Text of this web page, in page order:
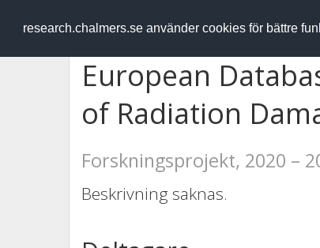
research.chalmers.se använder cookies för bättre
RESEARCH.chalmers.se
European
of Radiation
Forskningsprojekt, 2020 –
Beskrivning saknas.